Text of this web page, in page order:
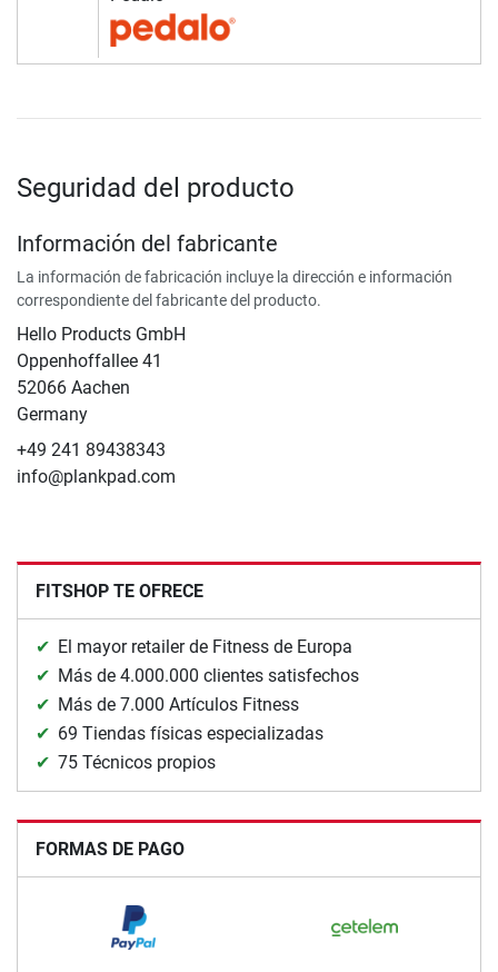
Seguridad del producto
Información del fabricante
La información de fabricación incluye la dirección e información
correspondiente del fabricante del producto.
Hello Products GmbH
Oppenhoffallee 41
52066 Aachen
Germany
+49 241 89438343
info@plankpad.com
FITSHOP TE OFRECE
El mayor retailer de Fitness de Europa
Más de 4.000.000 clientes satisfechos
Más de 7.000 Artículos Fitness
69 Tiendas físicas especializadas
75 Técnicos propios
FORMAS DE PAGO